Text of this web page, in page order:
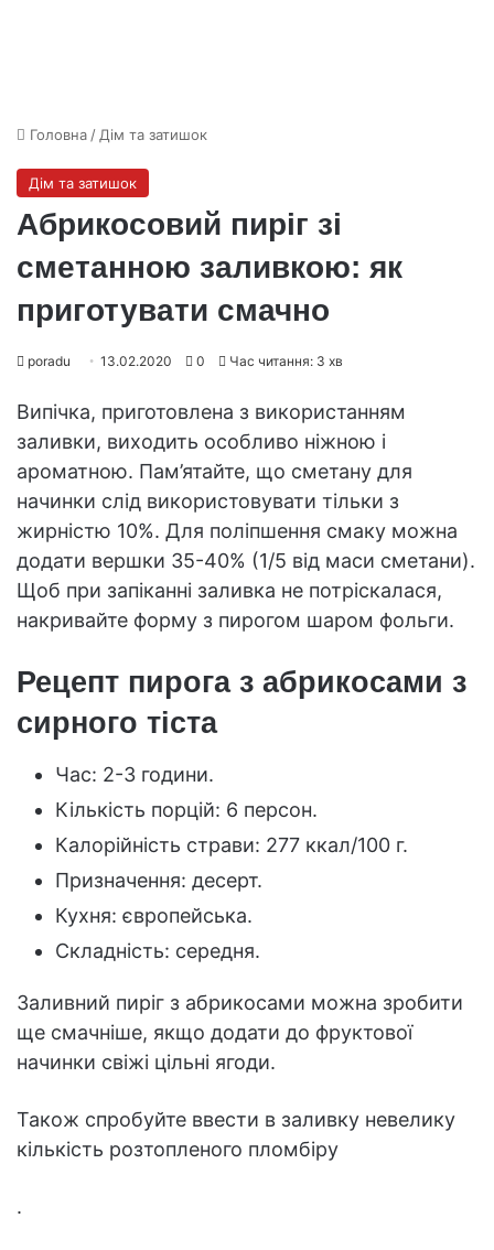
Головна / Дім та затишок
Дім та затишок
Абрикосовий пиріг зі
сметанною заливкою: як
приготувати смачно
poradu 13.02.2020 0 Час читання: 3 хв
Випічка, приготовлена з використанням
заливки, виходить особливо ніжною і
ароматною. Пам’ятайте, що сметану для
начинки слід використовувати тільки з
жирністю 10%. Для поліпшення смаку можна
додати вершки 35-40% (1/5 від маси сметани).
Щоб при запіканні заливка не потріскалася,
накривайте форму з пирогом шаром фольги.
Рецепт пирога з абрикосами з
сирного тіста
Час: 2-3 години.
Кількість порцій: 6 персон.
Калорійність страви: 277 ккал/100 г.
Призначення: десерт.
Кухня: європейська.
Складність: середня.
Заливний пиріг з абрикосами можна зробити
ще смачніше, якщо додати до фруктової
начинки свіжі цільні ягоди.
Також спробуйте ввести в заливку невелику
кількість розтопленого пломбіру
.